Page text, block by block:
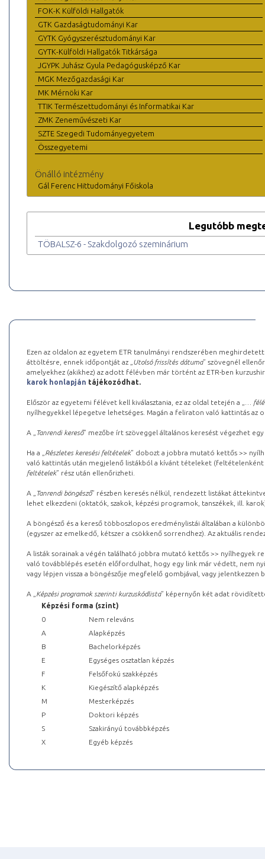
FOK-K Külföldi Hallgatók
GTK Gazdaságtudományi Kar
GYTK Gyógyszerésztudományi Kar
GYTK-Külföldi Hallgatók Titkársága
JGYPK Juhász Gyula Pedagógusképző Kar
MGK Mezőgazdasági Kar
MK Mérnöki Kar
TTIK Természettudományi és Informatikai Kar
ZMK Zeneművészeti Kar
SZTE Szegedi Tudományegyetem
Összegyetemi
Önálló intézmény
Gál Ferenc Hittudományi Főiskola
Legutóbb
TÖBALSZ-6 - Szakdolgozó szeminárium
Ezen az oldalon az egyetem ETR tanulmányi rendszerében
áttöltésre, ennek időpontját az „ Utolsó frissítés dátuma” szövegnél
amelyekhez (akikhez) az adott félévben már történt az ETR-ben
karok honlapján tájékozódhat.
Először az egyetemi félévet kell kiválasztania, ez az oldal tetején a „
…
nyílhegyekkel lépegetve lehetséges. Magán a feliraton való kattintás az
A „ Tanrendi kereső” mezőbe írt szöveggel általános keresést végezhet
Ha a „ Részletes keresési feltételek” dobozt a jobbra mutató kettős >>
való kattintás után megjelenő listákból a kívánt tételeket (feltételenként
feltételek” rész után ellenőrizheti.
A „ Tanrendi böngésző” részben keresés nélkül, rendezett listákat
lehet elkezdeni (oktatók, szakok, képzési programok, tanszékek, ill.
A böngésző és a kereső többoszlopos eredménylistái általában a
(egyszer az emelkedő, kétszer a csökkenő sorrendhez). Az aktuális
A listák sorainak a végén található jobbra mutató kettős >> nyílhegyek
való továbblépés esetén előfordulhat, hogy egy link már védett, nem
vagy lépjen vissza a böngészője megfelelő gombjával, vagy
A „ Képzési programok szerinti kurzuskódlista” képernyőn két adat
Képzési forma (szint)
0
Nem releváns
A
Alapképzés
B
Bachelorképzés
E
Egységes osztatlan képzés
F
Felsőfokú szakképzés
K
Kiegészítő alapképzés
M
Mesterképzés
P
Doktori képzés
S
Szakirányú továbbképzés
X
Egyéb képzés